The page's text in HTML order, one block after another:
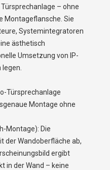
– ohne
Montageflansche. Sie
Systemintegratoren
ästhetisch
Umsetzung von IP-
Türsprechanlage
Montage ohne
Montage): Die
der Wandoberfläche ab,
ergibt
in der Wand – keine